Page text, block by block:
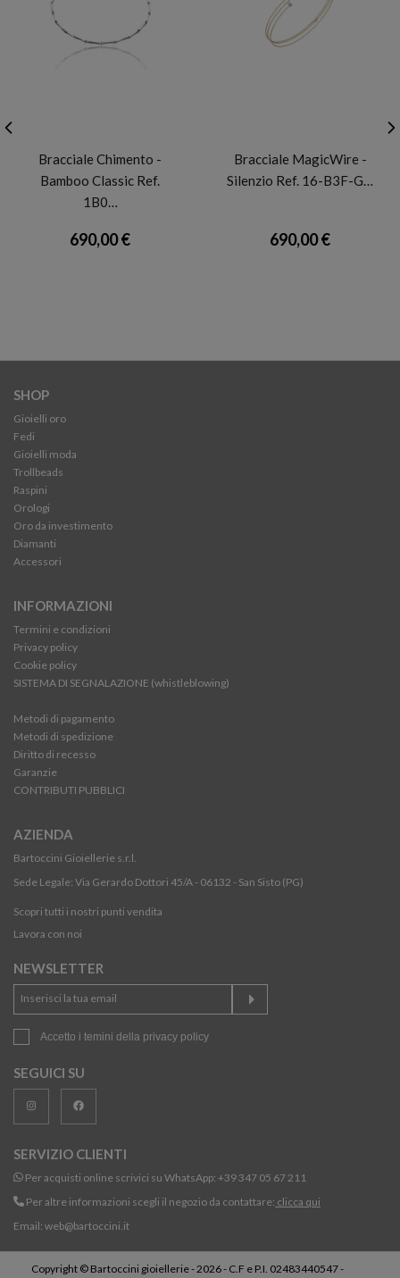
Bracciale Chimento -
Bamboo Classic Ref.
1B0…
690,00 €
Bracciale MagicWire -
Silenzio Ref. 16-B3F-G…
690,00 €
SHOP
Gioielli oro
Fedi
Gioielli moda
Trollbeads
Raspini
Orologi
Oro da investimento
Diamanti
Accessori
INFORMAZIONI
Termini e condizioni
Privacy policy
Cookie policy
SISTEMA DI SEGNALAZIONE (whistleblowing)
Metodi di pagamento
Metodi di spedizione
Diritto di recesso
Garanzie
CONTRIBUTI PUBBLICI
AZIENDA
Bartoccini Gioiellerie s.r.l.
Sede Legale: Via Gerardo Dottori 45/A - 06132 - San Sisto (PG)
Scopri tutti i nostri punti vendita
Lavora con noi
NEWSLETTER
Accetto i temini della privacy policy
SEGUICI SU
SERVIZIO CLIENTI
Per acquisti online scrivici su WhatsApp: +39 347 05 67 211
Per altre informazioni scegli il negozio da contattare: clicca qui
Email: web@bartoccini.it
Copyright © Bartoccini gioiellerie - 2026 - C.F e P.I. 02483440547 -